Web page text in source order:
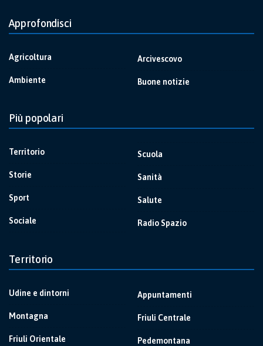
Approfondisci
Agricoltura
Ambiente
Arcivescovo
Buone notizie
Più popolari
Territorio
Storie
Sport
Sociale
Scuola
Sanità
Salute
Radio Spazio
Territorio
Udine e dintorni
Montagna
Friuli Orientale
Appuntamenti
Friuli Centrale
Pedemontana